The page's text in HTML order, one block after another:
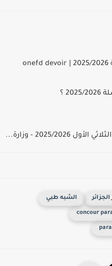
كيفية إستخراج فروض المراسلة 2025/2026 ؟
2026 - وزارة...
الشبه طبي
concour